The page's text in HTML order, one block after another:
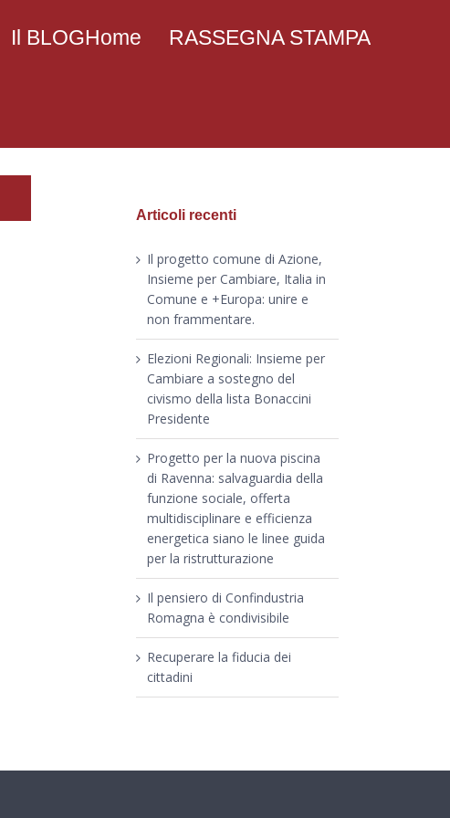
Il BLOGHome RASSEGNA STAMPA
Articoli recenti
Il progetto comune di Azione,
Insieme per Cambiare, Italia in
Comune e +Europa: unire e
non frammentare.
Elezioni Regionali: Insieme per
Cambiare a sostegno del
civismo della lista Bonaccini
Presidente
Progetto per la nuova piscina
di Ravenna: salvaguardia della
funzione sociale, offerta
multidisciplinare e efficienza
energetica siano le linee guida
per la ristrutturazione
Il pensiero di Confindustria
Romagna è condivisibile
Recuperare la fiducia dei
cittadini